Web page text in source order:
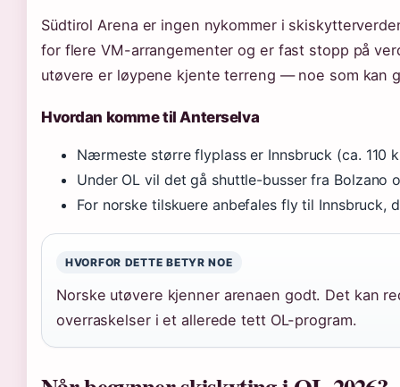
Südtirol Arena er ingen nykommer i
for flere VM-arrangementer og er fast stopp på
utøvere er løypene kjente terreng — noe som kan
Hvordan komme til Anterselva
Nærmeste større flyplass er Innsbruck (ca. 110
Under OL vil det gå shuttle-busser fra Bolzano
For norske tilskuere anbefales fly til Innsbruck,
HVORFOR DETTE BETYR NOE
Norske utøvere kjenner arenaen godt. Det kan
overraskelser i et allerede tett OL-program.